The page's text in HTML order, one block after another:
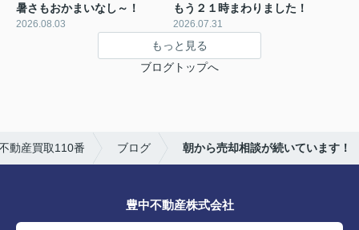
暑さもおかまいなし～！
2026.08.03
もう２１時まわりました！
2026.07.31
もっと見る
ブログトップへ
動産買取110番 ブログ 朝から売却相談が続いています！
豊中不動産株式会社